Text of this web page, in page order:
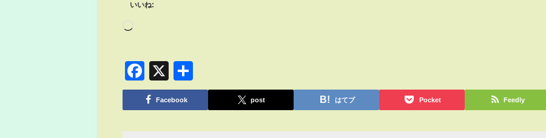
いいね:
Facebook
X
有
Facebook post はてブ Pocket Feedly